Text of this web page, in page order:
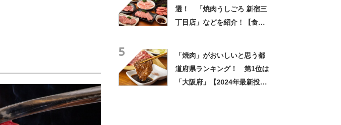
選！ 「焼肉うしごろ 新宿三
丁目店」などを紹介！【食べ
5
「焼肉」がおいしいと思う都
道府県ランキング！ 第1位は
「大阪府」【2024年最新投票